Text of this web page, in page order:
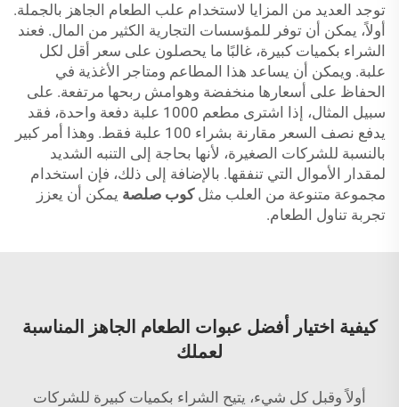
توجد العديد من المزايا لاستخدام علب الطعام الجاهز بالجملة.
أولاً، يمكن أن توفر للمؤسسات التجارية الكثير من المال. فعند
الشراء بكميات كبيرة، غالبًا ما يحصلون على سعر أقل لكل
علبة. ويمكن أن يساعد هذا المطاعم ومتاجر الأغذية في
الحفاظ على أسعارها منخفضة وهوامش ربحها مرتفعة. على
سبيل المثال، إذا اشترى مطعم 1000 علبة دفعة واحدة، فقد
يدفع نصف السعر مقارنة بشراء 100 علبة فقط. وهذا أمر كبير
بالنسبة للشركات الصغيرة، لأنها بحاجة إلى التنبه الشديد
لمقدار الأموال التي تنفقها. بالإضافة إلى ذلك، فإن استخدام
مجموعة متنوعة من العلب مثلكوب صلصة يمكن أن يعزز
تجربة تناول الطعام.
كيفية اختيار أفضل عبوات الطعام الجاهز المناسبة
لعملك
أولاً وقبل كل شيء، يتيح الشراء بكميات كبيرة للشركات